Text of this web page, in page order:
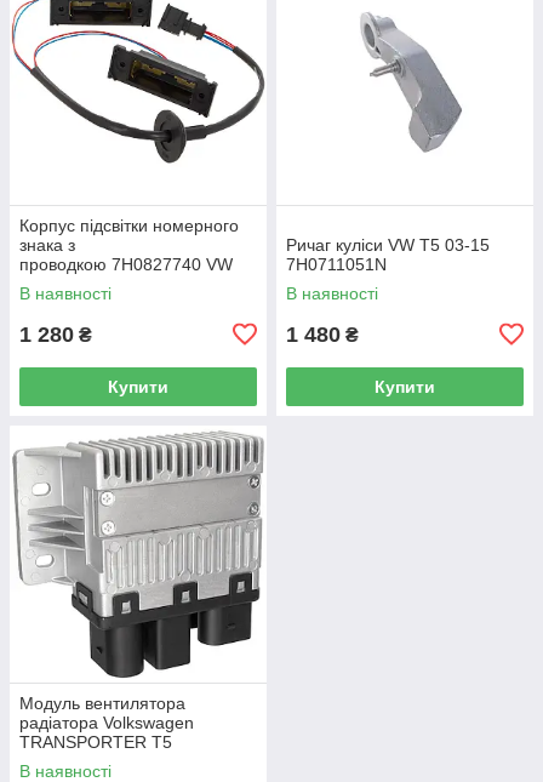
Корпус підсвітки номерного
знака з
проводкою 7H0827740 VW
Caddy III (2K) 2004-2015
/ Caddy IV (SA) 2016-
В наявності
1 280 ₴
Купити
Ричаг куліси VW T5 03-15
7H0711051N
В наявності
1 480 ₴
Купити
Модуль вентилятора
радіатора Volkswagen
TRANSPORTER T5
Фургон 03-15 7H0919506D
В наявності